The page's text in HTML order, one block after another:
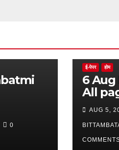
0
ई-पेपर होम
6 Aug Bitambatmi
All
AUG 5,